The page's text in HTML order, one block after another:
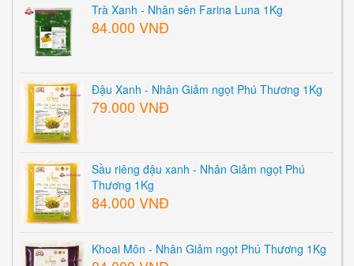
Trà Xanh - Nhân sên Farina Luna 1Kg
84.000 VNĐ
Đậu Xanh - Nhân Giảm ngọt Phú Thương 1Kg
79.000 VNĐ
Sầu riêng đậu xanh - Nhân Giảm ngọt Phú
Thương 1Kg
84.000 VNĐ
Khoai Môn - Nhân Giảm ngọt Phú Thương 1Kg